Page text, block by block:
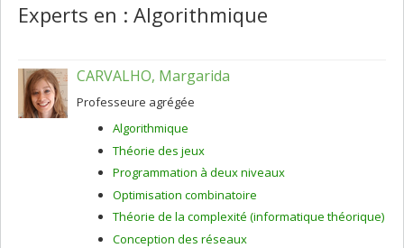
Experts en : Algorithmique
CARVALHO, Margarida
Professeure agrégée
Algorithmique
Théorie des jeux
Programmation à deux niveaux
Optimisation combinatoire
Théorie de la complexité (informatique théorique)
Conception des réseaux